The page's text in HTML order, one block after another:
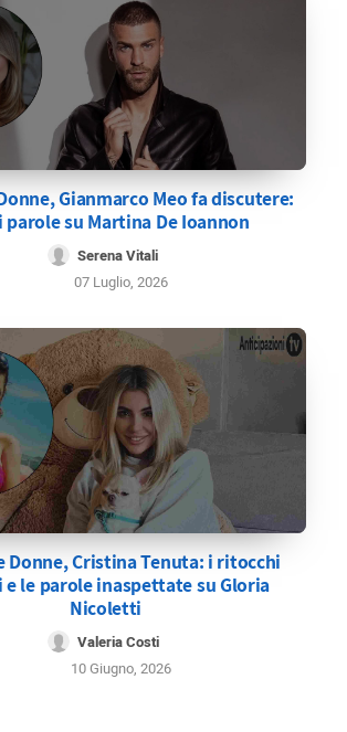
Gianmarco Meo fa discutere:
parole su Martina De Ioannon
Serena Vitali
07 Luglio, 2026
Donne, Cristina Tenuta: i ritocchi
le parole inaspettate su Gloria
Nicoletti
Valeria Costi
10 Giugno, 2026